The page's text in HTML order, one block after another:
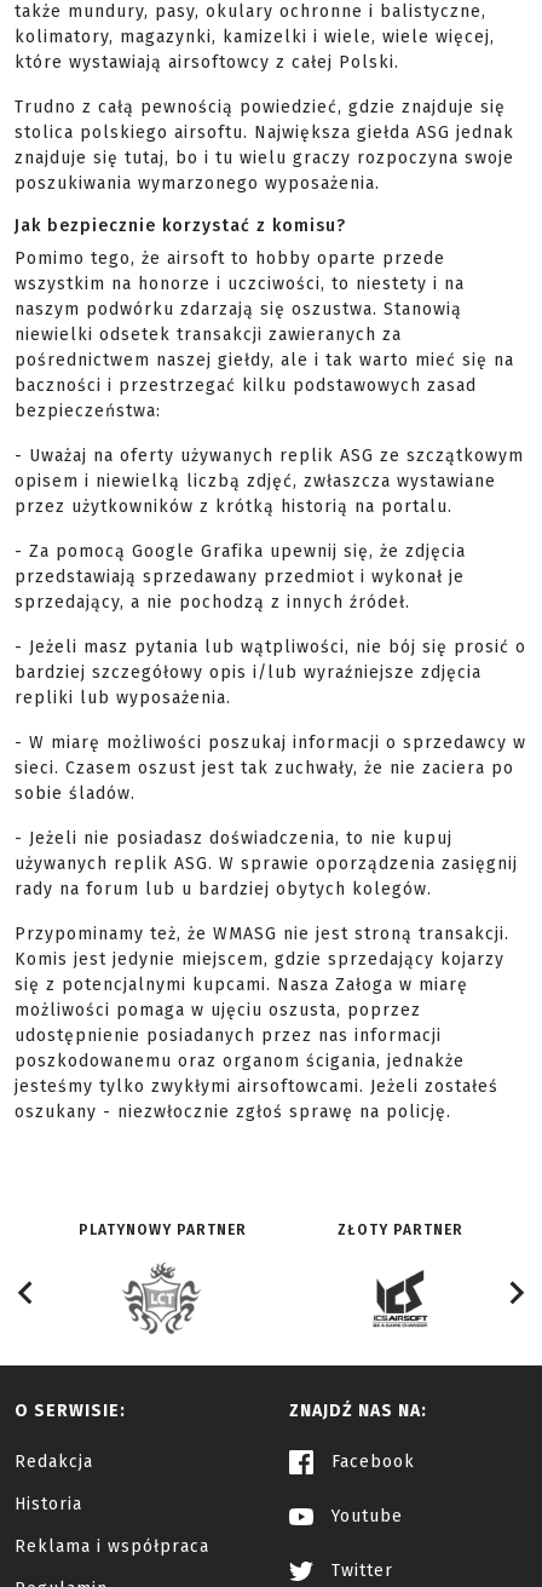
także mundury, pasy, okulary ochronne i balistyczne,
kolimatory, magazynki, kamizelki i wiele, wiele więcej,
które wystawiają airsoftowcy z całej Polski.
Trudno z całą pewnością powiedzieć, gdzie znajduje się
stolica polskiego airsoftu. Największa giełda ASG jednak
znajduje się tutaj, bo i tu wielu graczy rozpoczyna swoje
poszukiwania wymarzonego wyposażenia.
Jak bezpiecznie korzystać z komisu?
Pomimo tego, że airsoft to hobby oparte przede
wszystkim na honorze i uczciwości, to niestety i na
naszym podwórku zdarzają się oszustwa. Stanowią
niewielki odsetek transakcji zawieranych za
pośrednictwem naszej giełdy, ale i tak warto mieć się na
baczności i przestrzegać kilku podstawowych zasad
bezpieczeństwa:
- Uważaj na oferty używanych replik ASG ze szczątkowym
opisem i niewielką liczbą zdjęć, zwłaszcza wystawiane
przez użytkowników z krótką historią na portalu.
- Za pomocą Google Grafika upewnij się, że zdjęcia
przedstawiają sprzedawany przedmiot i wykonał je
sprzedający, a nie pochodzą z innych źródeł.
- Jeżeli masz pytania lub wątpliwości, nie bój się prosić o
bardziej szczegółowy opis i/lub wyraźniejsze zdjęcia
repliki lub wyposażenia.
- W miarę możliwości poszukaj informacji o sprzedawcy w
sieci. Czasem oszust jest tak zuchwały, że nie zaciera po
sobie śladów.
- Jeżeli nie posiadasz doświadczenia, to nie kupuj
używanych replik ASG. W sprawie oporządzenia zasięgnij
rady na forum lub u bardziej obytych kolegów.
Przypominamy też, że WMASG nie jest stroną transakcji.
Komis jest jedynie miejscem, gdzie sprzedający kojarzy
się z potencjalnymi kupcami. Nasza Załoga w miarę
możliwości pomaga w ujęciu oszusta, poprzez
udostępnienie posiadanych przez nas informacji
poszkodowanemu oraz organom ścigania, jednakże
jesteśmy tylko zwykłymi airsoftowcami. Jeżeli zostałeś
oszukany - niezwłocznie zgłoś sprawę na policję.
PLATYNOWY PARTNER ZŁOTY PARTNER
O SERWISIE:
Redakcja
Historia
Reklama i współpraca
ZNAJDŹ NAS NA:
Facebook
Youtube
Twitter